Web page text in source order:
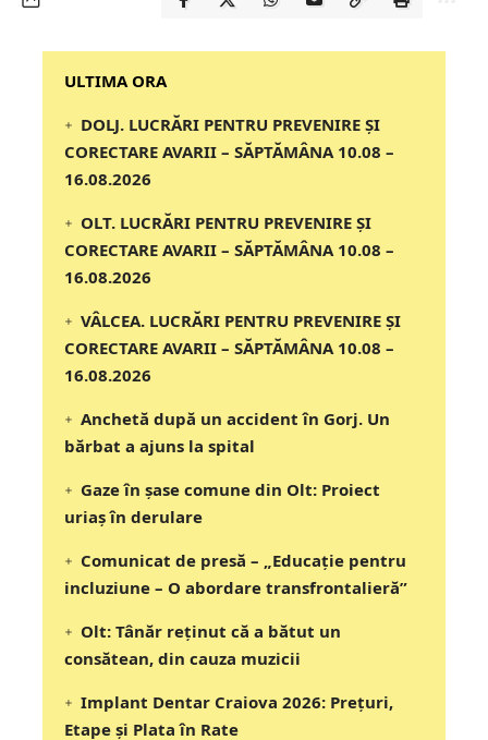
‎‎‎‎‎‎‎ULTIMA ORA
DOLJ. LUCRĂRI PENTRU PREVENIRE ȘI
CORECTARE AVARII – SĂPTĂMÂNA 10.08 –
16.08.2026
OLT. LUCRĂRI PENTRU PREVENIRE ȘI
CORECTARE AVARII – SĂPTĂMÂNA 10.08 –
16.08.2026
VÂLCEA. LUCRĂRI PENTRU PREVENIRE ȘI
CORECTARE AVARII – SĂPTĂMÂNA 10.08 –
16.08.2026
Anchetă după un accident în Gorj. Un
bărbat a ajuns la spital
Gaze în șase comune din Olt: Proiect
uriaș în derulare
Comunicat de presă – „Educație pentru
incluziune – O abordare transfrontalieră”
Olt: Tânăr reţinut că a bătut un
consătean, din cauza muzicii
Implant Dentar Craiova 2026: Preţuri,
Etape şi Plata în Rate